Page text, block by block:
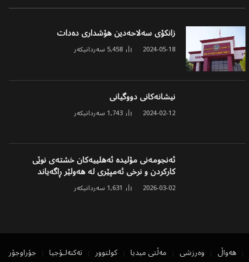
زانکۆی سەلاحەدین هۆشداری دەدات
2024-05-18
5,458 سەردانیکەر
نیشانەکانی دووگیانی
2024-02-12
1,743 سەردانیکەر
ئەنجومەنی مۆلیدە ئەهلییەکان خشتەی نوێی
کارکردن و نرخی ئەمپێری لە هەولێر ڕاگەیاند
2026-03-02
1,631 سەردانیکەر
هەواڵ وەرزشی مەڵتی میدیا کولتوور تەکنەلۆجیا جۆراوجۆر